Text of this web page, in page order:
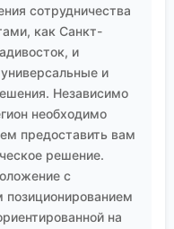
сотрудничества
как Санкт-
и
и
Независимо
необходимо
предоставить вам
решение.
с
на